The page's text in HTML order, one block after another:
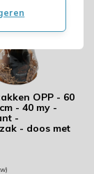
OPP - 60
- 40 my -
-
- doos met